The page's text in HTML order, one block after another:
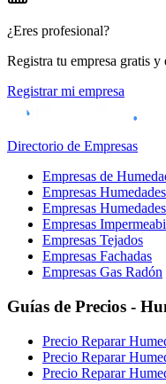
¿Eres profesional?
Registra tu empresa gratis
Registrar mi empresa
Directorio de Empresas
Empresas de
Empresas
Empresas
Empresas
Empresas Tejados
Empresas Fachadas
Empresas Gas Radón
Guías de Precios -
Precio Reparar
Precio Reparar
Precio Reparar